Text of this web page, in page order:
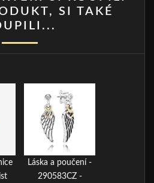
SI TAKÉ
Láska a poučení -
290583CZ -